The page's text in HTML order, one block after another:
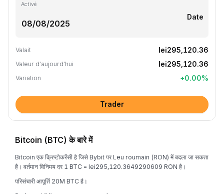
Activé
Date
Valait lei295,120.36
Valeur d'aujourd'hui lei295,120.36
Variation +0.00%
Trader
Bitcoin (BTC) के बारे में
Bitcoin एक क्रिप्टोकरेंसी है जिसे Bybit पर Leu roumain (RON) में बदला जा सकता
है। वर्तमान विनिमय दर 1 BTC = lei295,120.3649290609 RON है।
परिसंचारी आपूर्ति 20M BTC है।